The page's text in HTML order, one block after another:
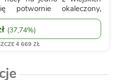
potwornie okaleczony,
chipa. Zwierzę było już
jednak dopiero w stanie
(37,74%)
4 669 ZŁ